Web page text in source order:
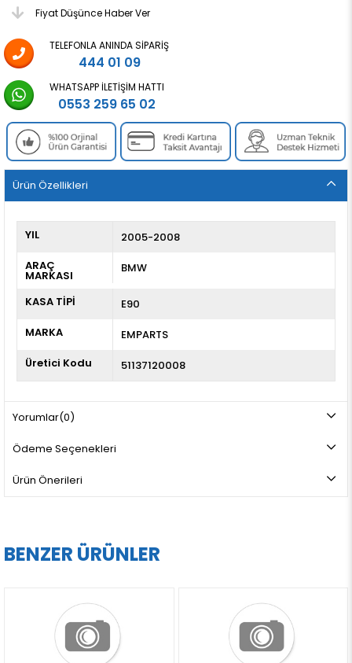
Fiyat Düşünce Haber Ver
TELEFONLA ANINDA SIPARIŞ
444 01 09
WHATSAPP İLETIŞIM HATTI
0553 259 65 02
Ürün Özellikleri
YIL
2005-2008
ARAÇ
MARKASI
BMW
KASA TİPİ
E90
MARKA
EMPARTS
Üretici Kodu
51137120008
Yorumlar(0)
Ödeme Seçenekleri
Ürün Önerileri
BENZER ÜRÜNLER